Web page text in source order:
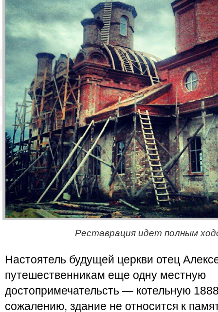
Реставрация идет полным
Настоятель будущей церкви отец
путешественникам еще одну местную
достопримечательсть — котельную
сожалению, здание не относится к